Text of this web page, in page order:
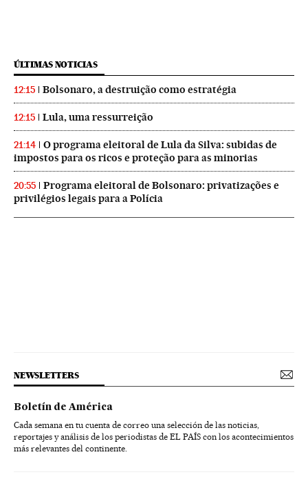
ÚLTIMAS NOTICIAS
12:15 Bolsonaro, a destruição como estratégia
12:15 Lula, uma ressurreição
21:14
O programa eleitoral de Lula da Silva: subidas de
impostos para os ricos e proteção para as minorias
20:55
Programa eleitoral de Bolsonaro: privatizações e
privilégios legais para a Polícia
NEWSLETTERS
Boletín de América
Cada semana en tu cuenta de correo una selección de las noticias,
reportajes y análisis de los periodistas de EL PAÍS con los acontecimientos
más relevantes del continente.